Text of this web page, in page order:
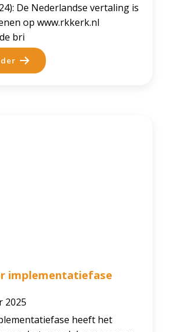
De Nederlandse vertaling is
op www.rkkerk.nl
bri
implementatiefase
2025
heeft het